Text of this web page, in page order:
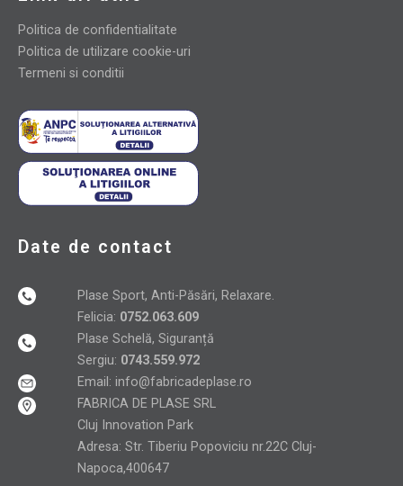
Politica de confidentialitate
Politica de utilizare cookie-uri
Termeni si conditii
Date de contact
Plase Sport, Anti-Păsări, Relaxare.
Felicia: 0752.063.609
Plase Schelă, Siguranță
Sergiu: 0743.559.972
Email: info@fabricadeplase.ro
FABRICA DE PLASE SRL
Cluj Innovation Park
Adresa: Str. Tiberiu Popoviciu nr.22C Cluj-
Napoca,400647